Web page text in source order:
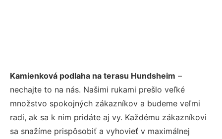
Kamienková podlaha na terasu Hundsheim –
nechajte to na nás. Našimi rukami prešlo veľké
množstvo spokojných zákazníkov a budeme veľmi
radi, ak sa k nim pridáte aj vy. Každému zákazníkovi
sa snažíme prispôsobiť a vyhovieť v maximálnej